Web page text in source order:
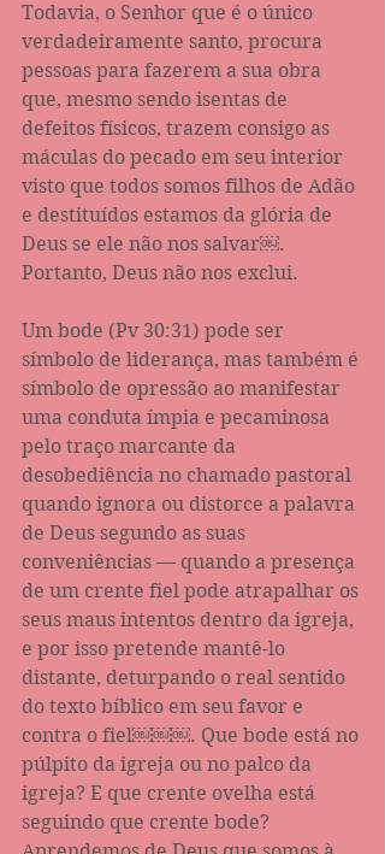
Todavia, o Senhor que é o único
verdadeiramente santo, procura
pessoas para fazerem a sua obra
que, mesmo sendo isentas de
defeitos físicos, trazem consigo as
máculas do pecado em seu interior
visto que todos somos filhos de Adão
e destituídos estamos da glória de
Deus se ele não nos salvar￼.
Portanto, Deus não nos exclui.
Um bode (Pv 30:31) pode ser
símbolo de liderança, mas também é
símbolo de opressão ao manifestar
uma conduta ímpia e pecaminosa
pelo traço marcante da
desobediência no chamado pastoral
quando ignora ou distorce a palavra
de Deus segundo as suas
conveniências — quando a presença
de um crente fiel pode atrapalhar os
seus maus intentos dentro da igreja,
e por isso pretende mantê-lo
distante, deturpando o real sentido
do texto bíblico em seu favor e
contra o fiel￼￼￼. Que bode está no
púlpito da igreja ou no palco da
igreja? E que crente ovelha está
seguindo que crente bode?